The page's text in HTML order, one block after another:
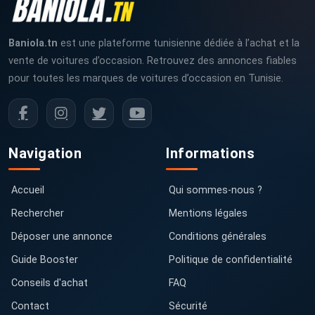
Baniola.tn est une plateforme tunisienne dédiée à l’achat et la
vente de voitures d’occasion. Retrouvez des annonces fiables
pour toutes les marques de voitures d’occasion en Tunisie.
Navigation
Accueil
Rechercher
Déposer une annonce
Guide Booster
Conseils d'achat
Contact
Informations
Qui sommes-nous ?
Mentions légales
Conditions générales
Politique de confidentialité
FAQ
Sécurité